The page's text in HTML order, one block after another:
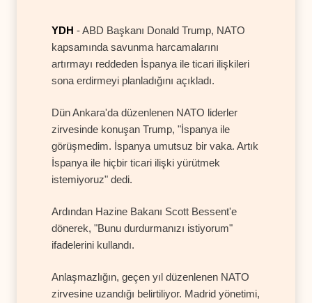
YDH - ABD Başkanı Donald Trump, NATO
kapsamında savunma harcamalarını
artırmayı reddeden İspanya ile ticari ilişkileri
sona erdirmeyi planladığını açıkladı.
Dün Ankara'da düzenlenen NATO liderler
zirvesinde konuşan Trump, "İspanya ile
görüşmedim. İspanya umutsuz bir vaka. Artık
İspanya ile hiçbir ticari ilişki yürütmek
istemiyoruz" dedi.
Ardından Hazine Bakanı Scott Bessent'e
dönerek, "Bunu durdurmanızı istiyorum"
ifadelerini kullandı.
Anlaşmazlığın, geçen yıl düzenlenen NATO
zirvesine uzandığı belirtiliyor. Madrid yönetimi,